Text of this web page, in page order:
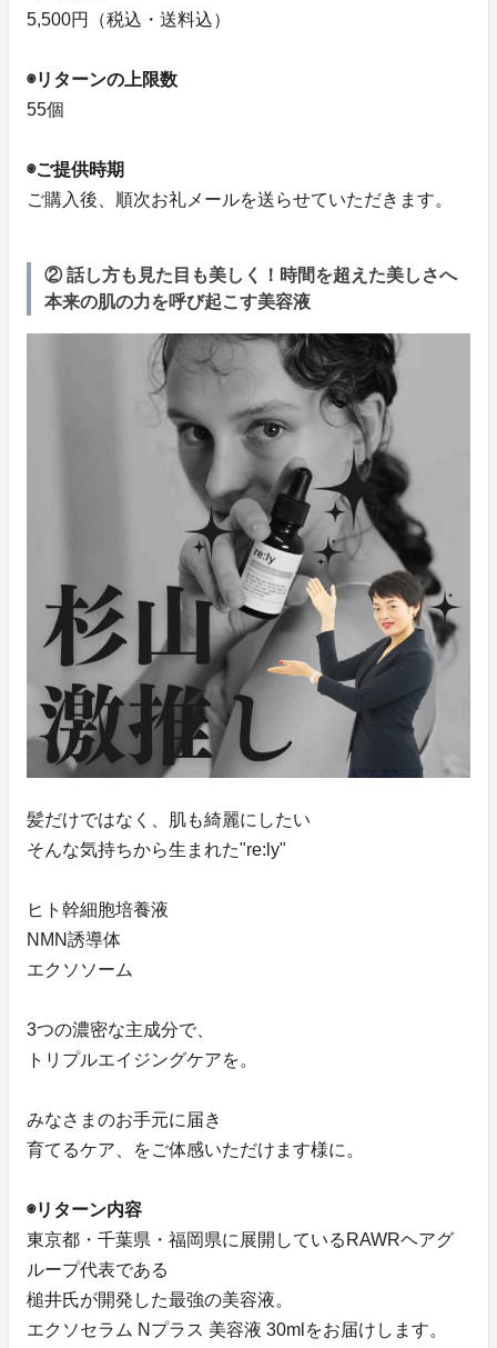
5,500円（税込・送料込）
◉リターンの上限数
55個
◉ご提供時期
ご購入後、順次お礼メールを送らせていただきます。
② 話し方も見た目も美しく！時間を超えた美しさへ
本来の肌の力を呼び起こす美容液
髪だけではなく、肌も綺麗にしたい
そんな気持ちから生まれた"re:ly"
ヒト幹細胞培養液
NMN誘導体
エクソソーム
3つの濃密な主成分で、
トリプルエイジングケアを。
みなさまのお手元に届き
育てるケア、をご体感いただけます様に。
◉リターン内容
東京都・千葉県・福岡県に展開しているRAWRヘアグ
ループ代表である
槌井氏が開発した最強の美容液。
エクソセラム Nプラス 美容液 30mlをお届けします。